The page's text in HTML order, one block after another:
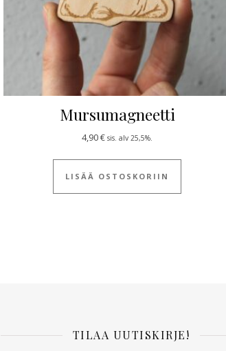
Mursumagneetti
4,90€ sis. alv 25,5%.
LISÄÄ OSTOSKORIIN
TILAA UUTISKIRJE!